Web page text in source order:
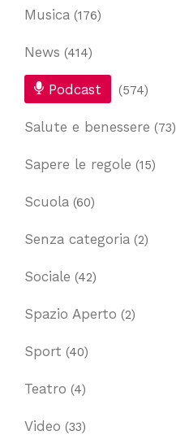
Musica (176)
News (414)
Podcast (574)
Salute e benessere (73)
Sapere le regole (15)
Scuola (60)
Senza categoria (2)
Sociale (42)
Spazio Aperto (2)
Sport (40)
Teatro (4)
Video (33)